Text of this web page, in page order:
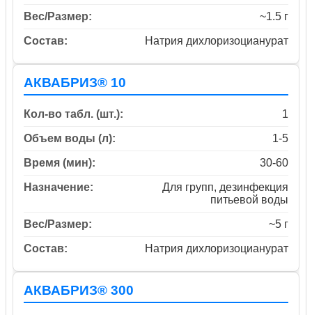
Вес/Размер: ~1.5 г
Состав: Натрия дихлоризоцианурат
АКВАБРИЗ® 10
Кол-во табл. (шт.): 1
Объем воды (л): 1-5
Время (мин): 30-60
Назначение:
Для групп, дезинфекция
питьевой воды
Вес/Размер: ~5 г
Состав: Натрия дихлоризоцианурат
АКВАБРИЗ® 300